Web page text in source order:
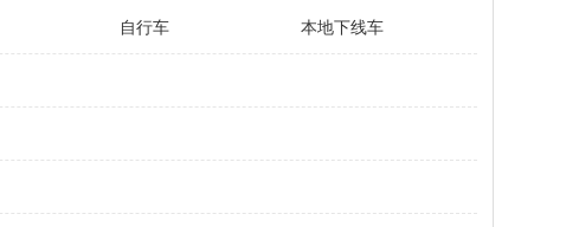
自行车 本地下线车